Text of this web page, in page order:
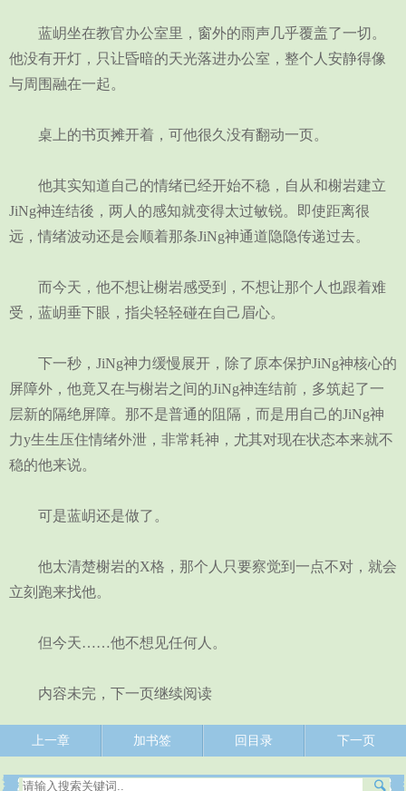
蓝岄坐在教官办公室里，窗外的雨声几乎覆盖了一切。
他没有开灯，只让昏暗的天光落进办公室，整个人安静得像
与周围融在一起。
桌上的书页摊开着，可他很久没有翻动一页。
他其实知道自己的情绪已经开始不稳，自从和榭岩建立
JiNg神连结後，两人的感知就变得太过敏锐。即使距离很
远，情绪波动还是会顺着那条JiNg神通道隐隐传递过去。
而今天，他不想让榭岩感受到，不想让那个人也跟着难
受，蓝岄垂下眼，指尖轻轻碰在自己眉心。
下一秒，JiNg神力缓慢展开，除了原本保护JiNg神核心的
屏障外，他竟又在与榭岩之间的JiNg神连结前，多筑起了一
层新的隔绝屏障。那不是普通的阻隔，而是用自己的JiNg神
力y生生压住情绪外泄，非常耗神，尤其对现在状态本来就不
稳的他来说。
可是蓝岄还是做了。
他太清楚榭岩的X格，那个人只要察觉到一点不对，就会
立刻跑来找他。
但今天……他不想见任何人。
内容未完，下一页继续阅读
上一章 加书签 回目录 下一页